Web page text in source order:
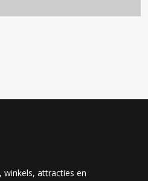
winkels, attracties en